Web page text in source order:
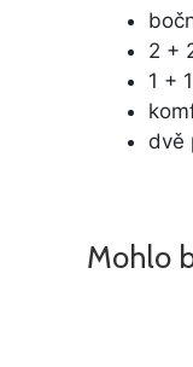
2 +
1 +
dvě
Mohlo